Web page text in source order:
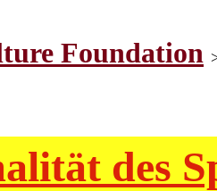
Foundation
des